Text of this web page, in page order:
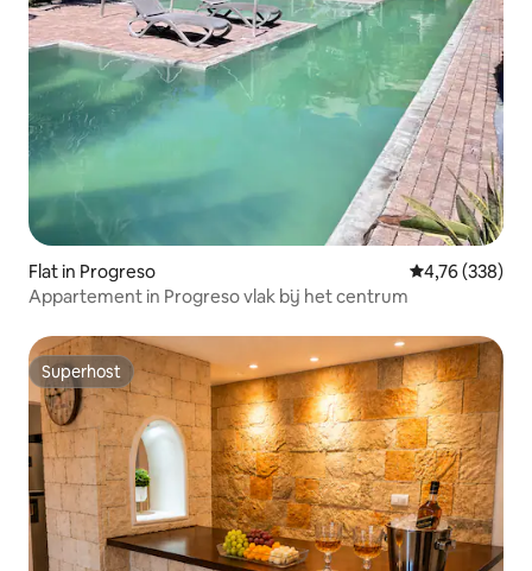
Flat in Progreso Gemiddelde
4,76 (338)
Appartement in Progreso vlak bij het centrum
Superhost
Superhost